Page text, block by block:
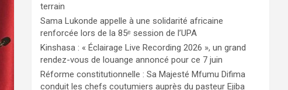
terrain
Sama Lukonde appelle à une solidarité africaine
renforcée lors de la 85ᵉ session de l’UPA
Kinshasa : « Éclairage Live Recording 2026 », un grand
rendez-vous de louange annoncé pour ce 7 juin
Réforme constitutionnelle : Sa Majesté Mfumu Difima
conduit les chefs coutumiers auprès du pasteur Ejiba